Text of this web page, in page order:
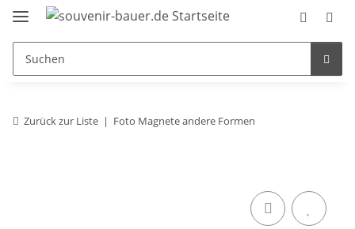
Zurück zur Liste Foto Magnete andere Formen